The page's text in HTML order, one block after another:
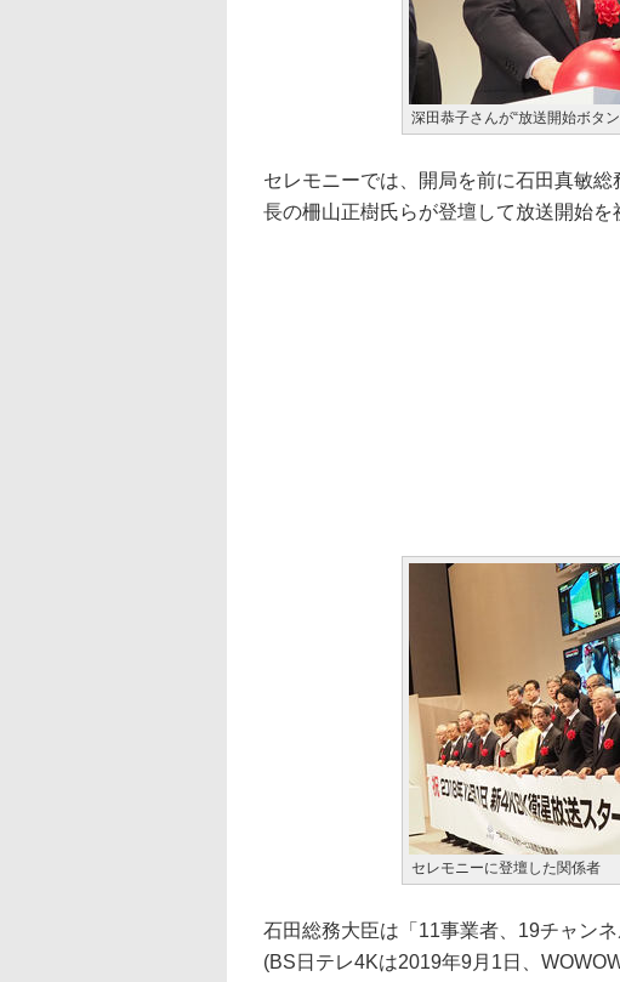
深田恭子さんが“放送開始ボタ
セレモニーでは、開局を前に石田真敏
長の柵山正樹氏らが登壇して放送開始を
セレモニーに登壇した関係者
石田総務大臣は「11事業者、19チャン
(BS日テレ4Kは2019年9月1日、